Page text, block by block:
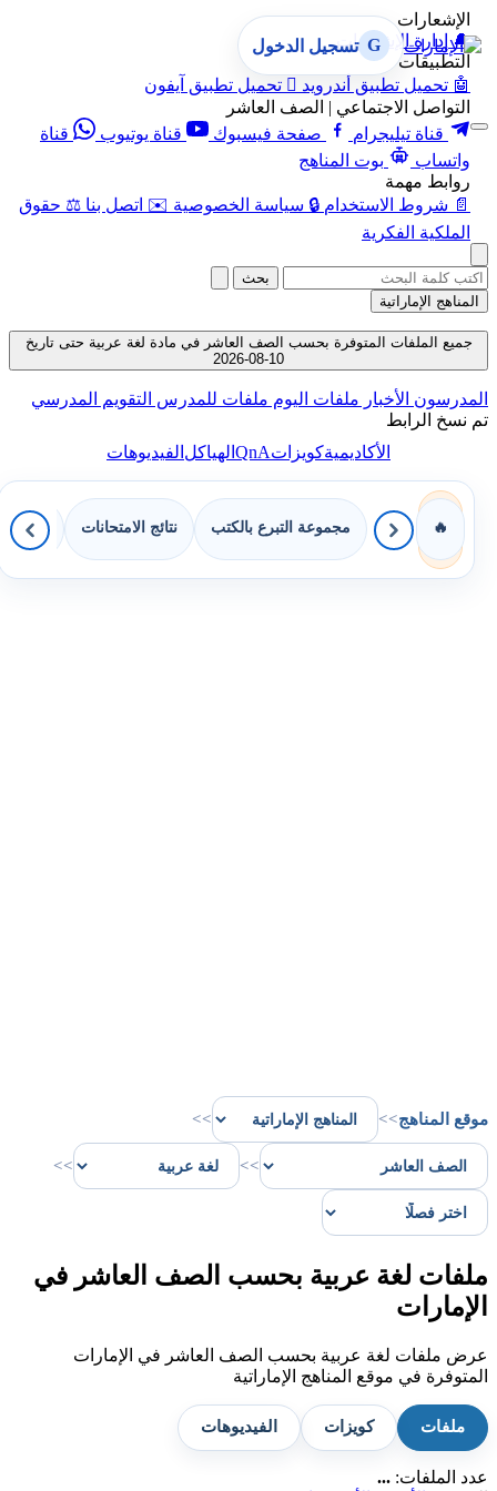
الإشعارات
🔔 إدارة الإشعارات
التطبيقات
🤖 تحميل تطبيق أندرويد  تحميل تطبيق آيفون
التواصل الاجتماعي | الصف العاشر
قناة تيليجرام
صفحة فيسبوك قناة يوتيوب
قناة
واتساب
بوت المناهج
روابط مهمة
📄 شروط الاستخدام 🔒 سياسة الخصوصية ✉️ اتصل بنا ⚖️ حقوق
الملكية الفكرية
G تسجيل الدخول
بحث
المناهج الإماراتية
جميع الملفات المتوفرة بحسب الصف العاشر في مادة لغة عربية حتى تاريخ
10-08-2026
المدرسون الأخبار ملفات اليوم ملفات للمدرس التقويم المدرسي
تم نسخ الرابط
الأكاديميةكويزاتQnAالهياكلالفيديوهات
🔥 مجموعة التبرع بالكتب نتائج الامتحانات
موقع المناهج>>
>>
>>
>>
ملفات لغة عربية بحسب الصف العاشر في
الإمارات
عرض ملفات لغة عربية بحسب الصف العاشر في الإمارات
المتوفرة في موقع المناهج الإماراتية
ملفات كويزات الفيديوهات
عدد الملفات: ...